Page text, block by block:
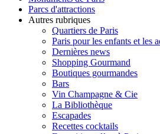
Parcs d'attractions
Autres rubriques
Quartiers de Paris
Paris pour les enfants et les
Dernières news
Shopping Gourmand
Boutiques gourmandes
Bars
Vin Champagne & Cie
La Bibliothèque
Escapades
Recettes cocktails